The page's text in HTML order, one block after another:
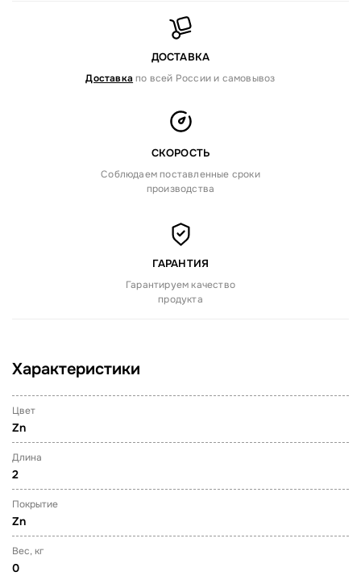
ДОСТАВКА
Доставка по всей России и самовывоз
СКОРОСТЬ
Соблюдаем поставленные сроки
производства
ГАРАНТИЯ
Гарантируем качество
продукта
Характеристики
Цвет
Zn
Длина
2
Покрытие
Zn
Вес, кг
0